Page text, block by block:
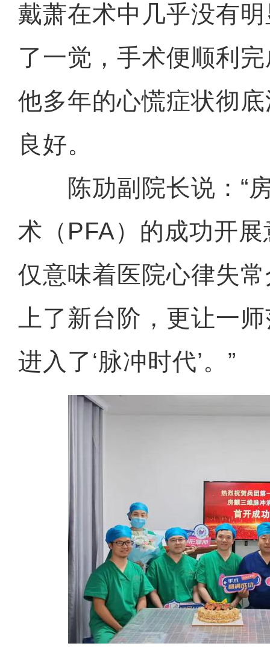
戴萧在术中几乎没有
了一觉，手术便顺利
他多年的心慌症状彻
良好。
陈劢副院长说：“房
术（PFA）的成功开
仅意味着医院心律失
上了新台阶，更让一
进入了‘脉冲时代’。”